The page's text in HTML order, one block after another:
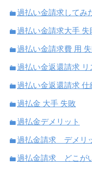
過払い金請求してみ
過払い金請求大手 失
過払い金請求費 用
過払い金返還請求 リ
過払い金返還請求 仕
過払金 大手 失敗
過払金デメリット
過払金請求 デメリ
過払金請求 どこが